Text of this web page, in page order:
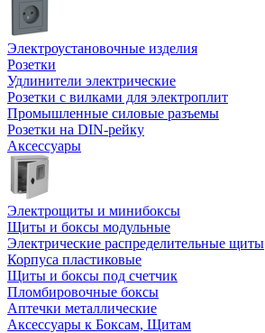
Электроустановочные изделия
Розетки
Удлинители электрические
Розетки с вилками для электроплит
Промышленные силовые разъемы
Розетки на DIN-рейку
Аксессуары
Электрощиты и минибоксы
Щиты и боксы модульные
Электрические распределительные щиты
Корпуса пластиковые
Щиты и боксы под счетчик
Пломбировочные боксы
Аптечки металлические
Аксессуары к Боксам, Щитам